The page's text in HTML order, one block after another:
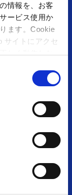
情報を、お客
ービス使用か
ます。Cookie
サイトにアクセ
しく動作しな
覧
ポリシー